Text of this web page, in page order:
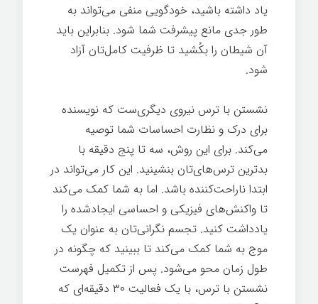
یاد داشته باشید، خودگویی منفی می‌تواند به
طور جدی مانع پیشرفت شما شود. بنابراین باید
آن شیطان را بکُشید تا ظرفیت کامل‌تان آزاد
شود.
نشستن با ترس نیروی دیگری‌ست که نویسنده
برای درک و نظارت احساسات شما توصیه
می‌کند. برای این روش، سه تا پنج دقیقه با
بدترین ترس‌های‌تان بنشینید. این کار می‌تواند در
ابتدا ناراحت‌کننده باشد. اما به شما کمک می‌کند
تا واکنش‌های فیزیکی و احساسی ایجادشده را
یادداشت کنید. تجسم نگرانی‌تان به عنوان یک
موج به شما کمک می‌کند تا ببینید که چگونه در
طول زمان محو می‌شود. پس از تکمیل فهرست
نشستن با ترس، با یک فعالیت ۳۰ دقیقه‌ای که